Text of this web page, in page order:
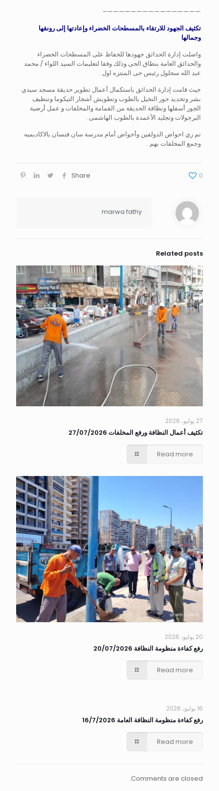
————————————————–
تكثيف الجهود للارتقاء بالمسطحات الخضراء وإعادتها إلى رونقها
وجمالها
واصلت إدارة الحدائق جهودها للحفاظ على المسطحات الخضراء
والحدائق العامة بنطاق الحى وذلك وفقا لتعليمات السيد اللواء / محمد
عبد الله سحلول رئيس حى المنتزه اول .
حيث قامت إدارة الحدائق باستكمال أعمال تطوير حديقة مسجد سيدي
بشر وتحديد جور النخيل بالطوب وتطويش أشجار التيكوما وتنظيف
الجور أسفلها ونظافة الحديقة من القمامة والمخلفات و عمل أرضية
البرجولات وتجليد الأعمدة بالطوب الهاشمى .
تم ري احواض الدولفين وأحواض أمام مدرسة سان فنسان بالاكاديميه
وجمع المخلفات بهم .
Share 0
marwa fathy
Related posts
27 يوليو، 2026
تكثيف أعمال النظافة ورفع المخلفات 27/07/2026
Read more
20 يوليو، 2026
رفع كفاءة منظومة النظافة 20/07/2026
Read more
16 يوليو، 2026
رفع كفاءة منظومة النظافة العامة 16/7/2026
Read more
Comments are closed.